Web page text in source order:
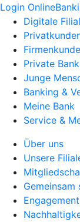
Login
Digitale
Private
Junge
Banking &
Meine Bank
Service &
Über uns
Unsere
Engagement